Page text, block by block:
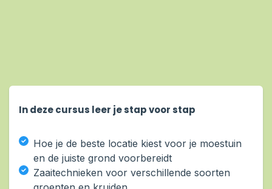
In deze cursus leer je stap voor stap
Hoe je de beste locatie kiest voor je moestuin
en de juiste grond voorbereidt
Zaaitechnieken voor verschillende soorten